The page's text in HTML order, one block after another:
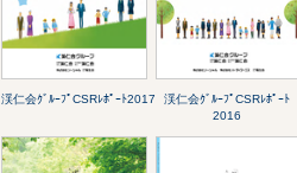
渓仁会ｸﾞﾙｰﾌﾟCSRﾚﾎﾟｰﾄ2017
渓仁会ｸﾞﾙｰﾌﾟCSRﾚﾎﾟｰﾄ
2016